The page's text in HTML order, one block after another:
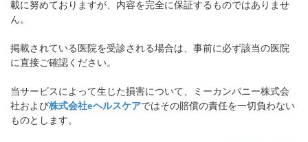
載に努めておりますが、内容を完全に保証するものではありませ
ん。
掲載されている医院を受診される場合は、事前に必ず該当の医院
に直接ご確認ください。
当サービスによって生じた損害について、ミーカンパニー株式会
社および株式会社eヘルスケアではその賠償の責任を一切負わない
ものとします。